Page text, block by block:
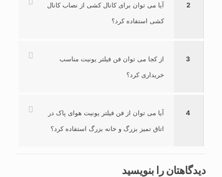
2
آیا می توان برای کانال کشی از نصاب کانال
کشی استفاده کرد؟
3
از کجا می توان فن فیلتر یونیت مناسب
خریداری کرد؟
4
آیا می توان از فن فیلتر یونیت هوای پاک در
اتاق تمیز بزرگ و خانه بزرگ استفاده کرد؟
دیدگاهتان را بنویسید